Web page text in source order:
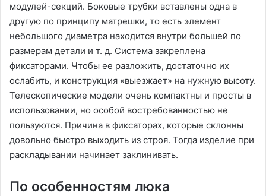
модулей-секций. Боковые трубки вставлены одна в
другую по принципу матрешки, то есть элемент
небольшого диаметра находится внутри большей по
размерам детали и т. д. Система закреплена
фиксаторами. Чтобы ее разложить, достаточно их
ослабить, и конструкция «выезжает» на нужную высоту.
Телескопические модели очень компактны и просты в
использовании, но особой востребованностью не
пользуются. Причина в фиксаторах, которые склонны
довольно быстро выходить из строя. Тогда изделие при
раскладывании начинает заклинивать.
По особенностям люка